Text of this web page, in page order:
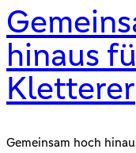
hinaus
Kletterer
Gemeinsam hoch